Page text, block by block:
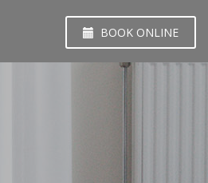
BOOK ONLINE